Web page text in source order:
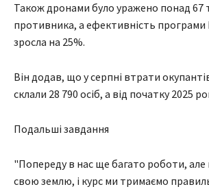
Також дронами було уражено понад 67
противника, а ефективність програми
зросла на 25%.
Він додав, що у серпні втрати
склали 28 790 осіб, а від початку 2025
Подальші завдання
"Попереду в нас ще багато роботи,
свою землю, і курс ми тримаємо